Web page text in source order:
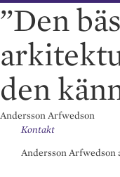
”Den
den
Andersson Arfwedson
Kontakt
Andersson Arfwedson